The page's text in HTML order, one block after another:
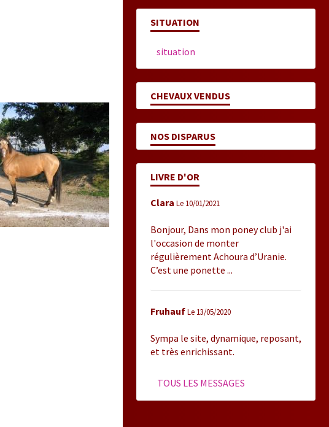
SITUATION
situation
CHEVAUX VENDUS
NOS DISPARUS
LIVRE D'OR
Clara Le 10/01/2021
Bonjour, Dans mon poney club j'ai
l'occasion de monter
régulièrement Achoura d’Uranie.
C’est une ponette ...
FruhaufLe 13/05/2020
Sympa le site, dynamique, reposant,
et très enrichissant.
TOUS LES MESSAGES